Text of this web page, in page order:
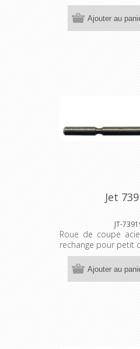
Ajouter au
Jet
JT-
Roue de coupe
rechange pour petit
Ajouter au